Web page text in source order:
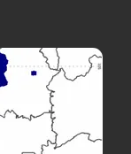
Ambiente